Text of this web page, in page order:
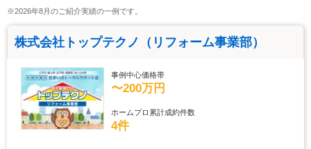
※2026年8月のご紹介実績の一例です。
株式会社トップテクノ（リフォーム事業部）
事例中心価格帯
〜200万円
ホームプロ累計成約件数
4件